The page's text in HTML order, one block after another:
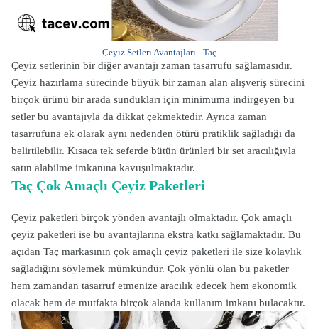
Çeyiz Setleri Avantajları - Taç
Çeyiz setlerinin bir diğer avantajı zaman tasarrufu sağlamasıdır.
Çeyiz hazırlama sürecinde büyük bir zaman alan alışveriş sürecini
birçok ürünü bir arada sundukları için minimuma indirgeyen bu
setler bu avantajıyla da dikkat çekmektedir. Ayrıca zaman
tasarrufuna ek olarak aynı nedenden ötürü pratiklik sağladığı da
belirtilebilir. Kısaca tek seferde bütün ürünleri bir set aracılığıyla
satın alabilme imkanına kavuşulmaktadır.
Taç Çok Amaçlı Çeyiz Paketleri
Çeyiz paketleri birçok yönden avantajlı olmaktadır. Çok amaçlı
çeyiz paketleri ise bu avantajlarına ekstra katkı sağlamaktadır. Bu
açıdan Taç markasının çok amaçlı çeyiz paketleri ile size kolaylık
sağladığını söylemek mümkündür. Çok yönlü olan bu paketler
hem zamandan tasarruf etmenize aracılık edecek hem ekonomik
olacak hem de mutfakta birçok alanda kullanım imkanı bulacaktır.